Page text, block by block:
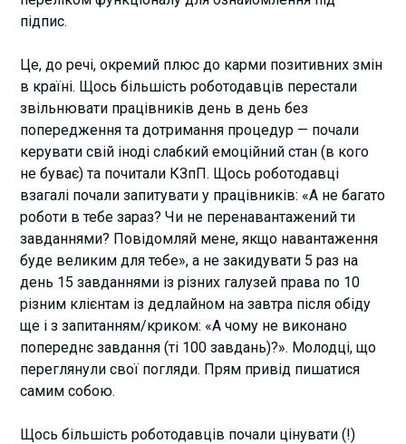
підпис.
Це, до речі, окремий плюс до карми позитивних змін
в країні. Щось більшість роботодавців перестали
звільнювати працівників день в день без
попередження та дотримання процедур — почали
керувати свій іноді слабкий емоційний стан (в кого
не буває) та почитали КЗпП. Щось роботодавці
взагалі почали запитувати у працівників: «А не багато
роботи в тебе зараз? Чи не перенавантажений ти
завданнями? Повідомляй мене, якщо навантаження
буде великим для тебе», а не закидувати 5 раз на
день 15 завданнями із різних галузей права по 10
різним клієнтам із дедлайном на завтра після обіду
ще і з запитанням/криком: «А чому не виконано
попереднє завдання (ті 100 завдань)?». Молодці, що
переглянули свої погляди. Прям привід пишатися
самим собою.
Щось більшість роботодавців почали цінувати (!)